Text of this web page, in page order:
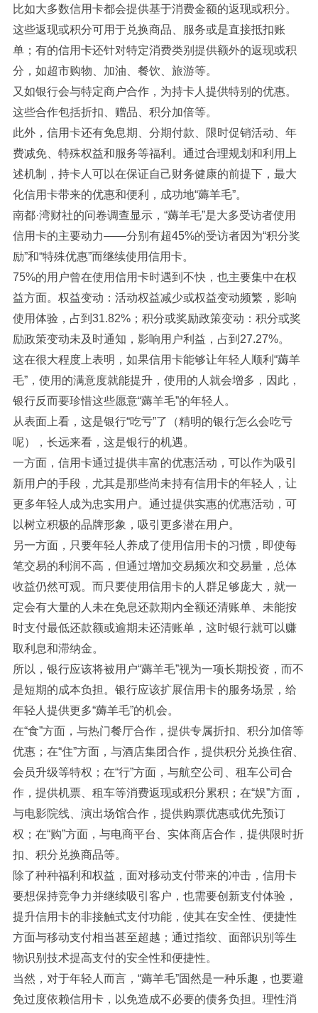
比如大多数信用卡都会提供基于消费金额的返现或积分。
这些返现或积分可用于兑换商品、服务或是直接抵扣账
单；有的信用卡还针对特定消费类别提供额外的返现或积
分，如超市购物、加油、餐饮、旅游等。
又如银行会与特定商户合作，为持卡人提供特别的优惠。
这些合作包括折扣、赠品、积分加倍等。
此外，信用卡还有免息期、分期付款、限时促销活动、年
费减免、特殊权益和服务等福利。通过合理规划和利用上
述机制，持卡人可以在保证自己财务健康的前提下，最大
化信用卡带来的优惠和便利，成功地“薅羊毛”。
南都·湾财社的问卷调查显示，“薅羊毛”是大多受访者使用
信用卡的主要动力——分别有超45%的受访者因为“积分奖
励”和“特殊优惠”而继续使用信用卡。
75%的用户曾在使用信用卡时遇到不快，也主要集中在权
益方面。权益变动：活动权益减少或权益变动频繁，影响
使用体验，占到31.82%；积分或奖励政策变动：积分或奖
励政策变动未及时通知，影响用户利益，占到27.27%。
这在很大程度上表明，如果信用卡能够让年轻人顺利“薅羊
毛”，使用的满意度就能提升，使用的人就会增多，因此，
银行反而要珍惜这些愿意“薅羊毛”的年轻人。
从表面上看，这是银行“吃亏”了（精明的银行怎么会吃亏
呢），长远来看，这是银行的机遇。
一方面，信用卡通过提供丰富的优惠活动，可以作为吸引
新用户的手段，尤其是那些尚未持有信用卡的年轻人，让
更多年轻人成为忠实用户。通过提供实惠的优惠活动，可
以树立积极的品牌形象，吸引更多潜在用户。
另一方面，只要年轻人养成了使用信用卡的习惯，即使每
笔交易的利润不高，但通过增加交易频次和交易量，总体
收益仍然可观。而只要使用信用卡的人群足够庞大，就一
定会有大量的人未在免息还款期内全额还清账单、未能按
时支付最低还款额或逾期未还清账单，这时银行就可以赚
取利息和滞纳金。
所以，银行应该将被用户“薅羊毛”视为一项长期投资，而不
是短期的成本负担。银行应该扩展信用卡的服务场景，给
年轻人提供更多“薅羊毛”的机会。
在“食”方面，与热门餐厅合作，提供专属折扣、积分加倍等
优惠；在“住”方面，与酒店集团合作，提供积分兑换住宿、
会员升级等特权；在“行”方面，与航空公司、租车公司合
作，提供机票、租车等消费返现或积分累积；在“娱”方面，
与电影院线、演出场馆合作，提供购票优惠或优先预订
权；在“购”方面，与电商平台、实体商店合作，提供限时折
扣、积分兑换商品等。
除了种种福利和权益，面对移动支付带来的冲击，信用卡
要想保持竞争力并继续吸引客户，也需要创新支付体验，
提升信用卡的非接触式支付功能，使其在安全性、便捷性
方面与移动支付相当甚至超越；通过指纹、面部识别等生
物识别技术提高支付的安全性和便捷性。
当然，对于年轻人而言，“薅羊毛”固然是一种乐趣，也要避
免过度依赖信用卡，以免造成不必要的债务负担。理性消